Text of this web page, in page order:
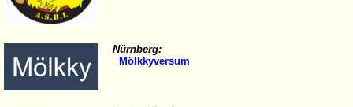
Nürnberg:
Mölkkyversum